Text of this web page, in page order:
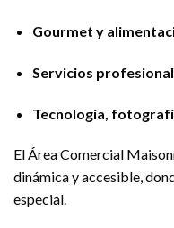
Gourmet y
Servicios
Tecnología,
El Área Comercial
dinámica y accesible,
especial.